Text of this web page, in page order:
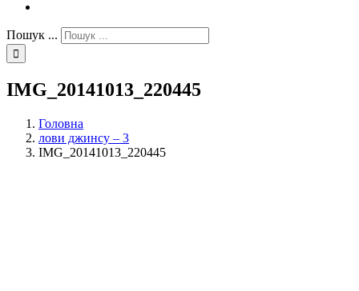
Пошук ...
IMG_20141013_220445
Головна
лови джинсу – 3
IMG_20141013_220445